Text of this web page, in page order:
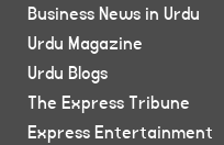
Business News in Urdu
Urdu Magazine
Urdu Blogs
The Express Tribune
Express Entertainment